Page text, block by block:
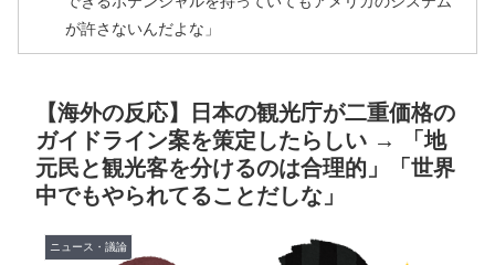
が許さないんだよな」
ーセナルファンも祝福！【海外の反応】
▶ 海外「日本旅行で捺してきたスタンプをクッションカバ
ーにしてみた！」一風変わった日本旅行の記念品のアイ
ディアに対する海外の反応
▶ 韓国人「台風接近中だけど日本には台風クラブというの
【海外の反応】日本の観光庁が二重価格の
ガイドライン案を策定したらしい → 「地
元民と観光客を分けるのは合理的」「世界
中でもやられてることだしな」
ニュース・議論